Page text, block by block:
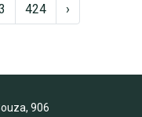
424 ›
906